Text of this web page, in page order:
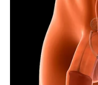
Rak sada voli jače – ali
LAV –
PRETVARA U